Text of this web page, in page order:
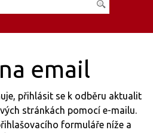
email
přihlásit se k odběru aktualit
stránkách pomocí e-mailu.
formuláře níže a